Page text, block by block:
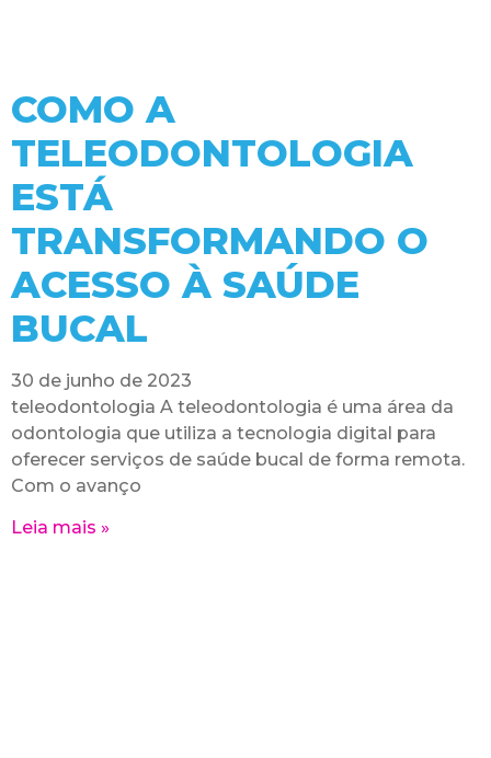
COMO A
TELEODONTOLOGIA
ESTÁ
TRANSFORMANDO O
ACESSO À SAÚDE
BUCAL
30 de junho de 2023
teleodontologia A teleodontologia é uma área da
odontologia que utiliza a tecnologia digital para
oferecer serviços de saúde bucal de forma remota.
Com o avanço
Leia mais »